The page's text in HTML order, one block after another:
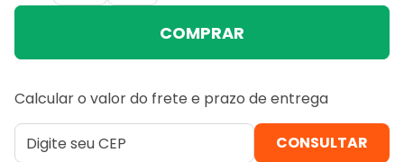
COMPRAR
Calcular o valor do frete e prazo de entrega